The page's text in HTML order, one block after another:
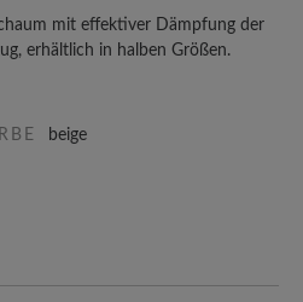
mit effektiver Dämpfung der
erhältlich in halben Größen.
beige